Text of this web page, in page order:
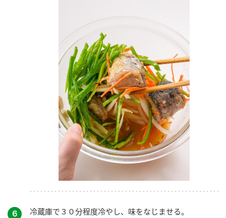
６ 冷蔵庫で３０分程度冷やし、味をなじませる。